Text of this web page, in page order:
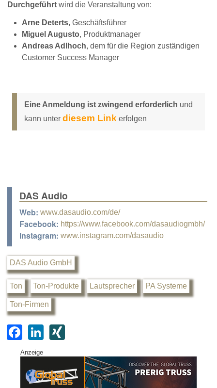
Durchgeführt wird die Veranstaltung von:
Arne Deterts, Geschäftsführer
Miguel Augusto, Produktmanager
Andreas Adlhoch, dem für die Region zuständigen
Customer Success Manager
Eine Anmeldung ist zwingend erforderlich und
kann unter diesem Link erfolgen
DAS Audio
Web: www.dasaudio.com/de/
Facebook: https://www.facebook.com/dasaudiogmbh/
Instagram: www.instagram.com/dasaudio
DAS Audio GmbH
Ton Ton-Produkte Lautsprecher PA Systeme
Ton-Firmen
F
a
c
e
Li
k
e
G
Anzeige